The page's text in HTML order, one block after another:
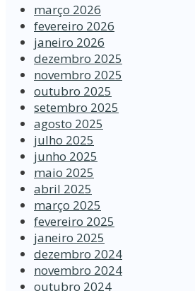
março 2026
fevereiro 2026
janeiro 2026
dezembro 2025
novembro 2025
outubro 2025
setembro 2025
agosto 2025
julho 2025
junho 2025
maio 2025
abril 2025
março 2025
fevereiro 2025
janeiro 2025
dezembro 2024
novembro 2024
outubro 2024